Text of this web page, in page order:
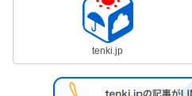
tenki.jp